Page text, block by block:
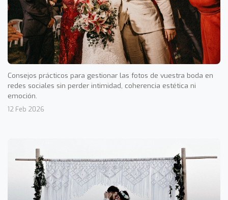
Consejos prácticos para gestionar las fotos de vuestra boda en
redes sociales sin perder intimidad, coherencia estética ni
emoción.
12 Feb 2026